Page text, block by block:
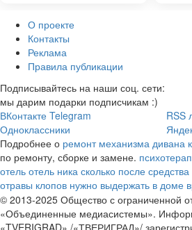
О проекте
Контакты
Реклама
Правила публикации
Подписывайтесь на наши соц. сети:
мы дарим подарки подписчикам :)
ВКонтакте Telegram
Одноклассники
RSS
Подробнее о ремонт механизма дивана
по ремонту, сборке и замене.
отель отель ника сколько после
отравы клопов нужно выдержать в доме
© 2013-2025 Общество с ограниченной
«Объединенные медиасистемы».